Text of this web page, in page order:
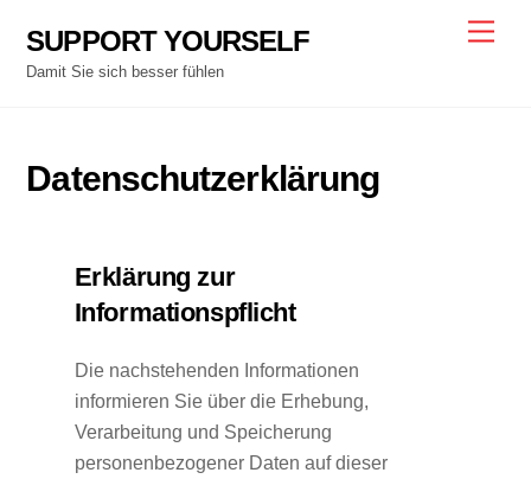
content
SUPPORT YOURSELF
Damit Sie sich besser fühlen
Datenschutzerklärung
Erklärung zur
Informationspflicht
Die nachstehenden Informationen
informieren Sie über die Erhebung,
Verarbeitung und Speicherung
personenbezogener Daten auf dieser